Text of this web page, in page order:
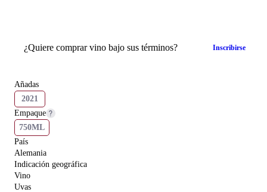
¿Quiere comprar vino bajo sus términos? Inscribirse
Añadas
2021
Empaque
750ML
País
Alemania
Indicación geográfica
Vino
Uvas